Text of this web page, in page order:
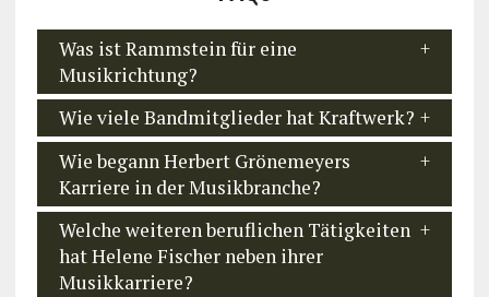
Was ist Rammstein für eine
Musikrichtung?
Wie viele Bandmitglieder hat Kraftwerk?
Wie begann Herbert Grönemeyers
Karriere in der Musikbranche?
Welche weiteren beruflichen Tätigkeiten
hat Helene Fischer neben ihrer
Musikkarriere?